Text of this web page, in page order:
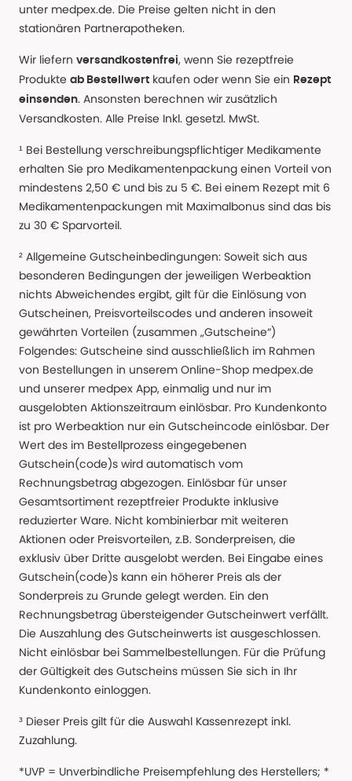
unter medpex.de. Die Preise gelten nicht in den
stationären Partnerapotheken.
Wir liefern versandkostenfrei, wenn Sie rezeptfreie
Produkte ab Bestellwert kaufen oder wenn Sie ein Rezept
einsenden. Ansonsten berechnen wir zusätzlich
Versandkosten. Alle Preise Inkl. gesetzl. MwSt.
¹ Bei Bestellung verschreibungspflichtiger Medikamente
erhalten Sie pro Medikamentenpackung einen Vorteil von
mindestens 2,50 € und bis zu 5 €. Bei einem Rezept mit 6
Medikamentenpackungen mit Maximalbonus sind das bis
zu 30 € Sparvorteil.
² Allgemeine Gutscheinbedingungen: Soweit sich aus
besonderen Bedingungen der jeweiligen Werbeaktion
nichts Abweichendes ergibt, gilt für die Einlösung von
Gutscheinen, Preisvorteilscodes und anderen insoweit
gewährten Vorteilen (zusammen „Gutscheine“)
Folgendes: Gutscheine sind ausschließlich im Rahmen
von Bestellungen in unserem Online-Shop medpex.de
und unserer medpex App, einmalig und nur im
ausgelobten Aktionszeitraum einlösbar. Pro Kundenkonto
ist pro Werbeaktion nur ein Gutscheincode einlösbar. Der
Wert des im Bestellprozess eingegebenen
Gutschein(code)s wird automatisch vom
Rechnungsbetrag abgezogen. Einlösbar für unser
Gesamtsortiment rezeptfreier Produkte inklusive
reduzierter Ware. Nicht kombinierbar mit weiteren
Aktionen oder Preisvorteilen, z.B. Sonderpreisen, die
exklusiv über Dritte ausgelobt werden. Bei Eingabe eines
Gutschein(code)s kann ein höherer Preis als der
Sonderpreis zu Grunde gelegt werden. Ein den
Rechnungsbetrag übersteigender Gutscheinwert verfällt.
Die Auszahlung des Gutscheinwerts ist ausgeschlossen.
Nicht einlösbar bei Sammelbestellungen. Für die Prüfung
der Gültigkeit des Gutscheins müssen Sie sich in Ihr
Kundenkonto einloggen.
³ Dieser Preis gilt für die Auswahl Kassenrezept inkl.
Zuzahlung.
*UVP = Unverbindliche Preisempfehlung des Herstellers; *